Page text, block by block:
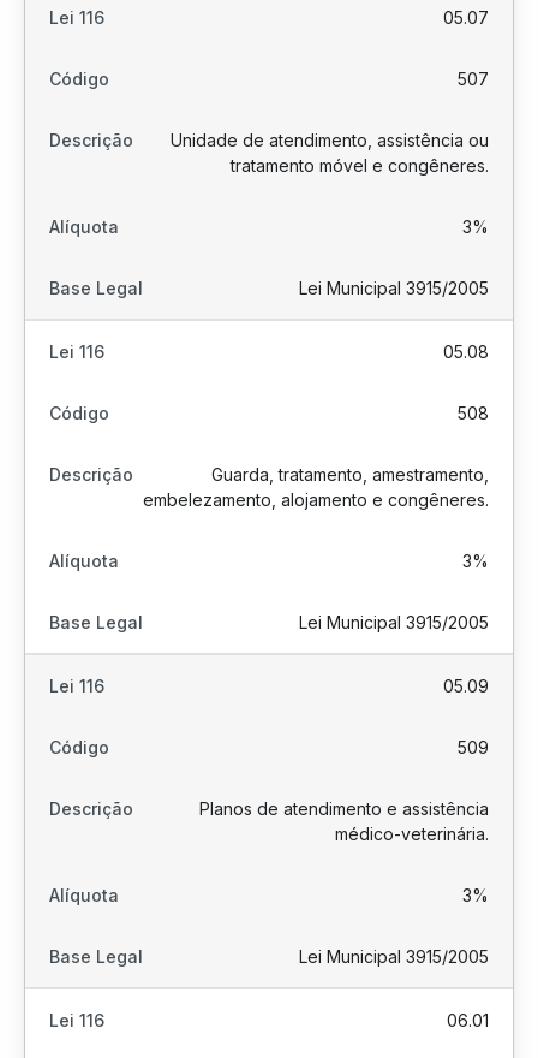
05.07
507
Unidade de atendimento, assistência ou
tratamento móvel e congêneres.
3%
Lei Municipal 3915/2005
05.08
508
Guarda, tratamento, amestramento,
embelezamento, alojamento e congêneres.
3%
Lei Municipal 3915/2005
05.09
509
Planos de atendimento e assistência
médico-veterinária.
3%
Lei Municipal 3915/2005
06.01